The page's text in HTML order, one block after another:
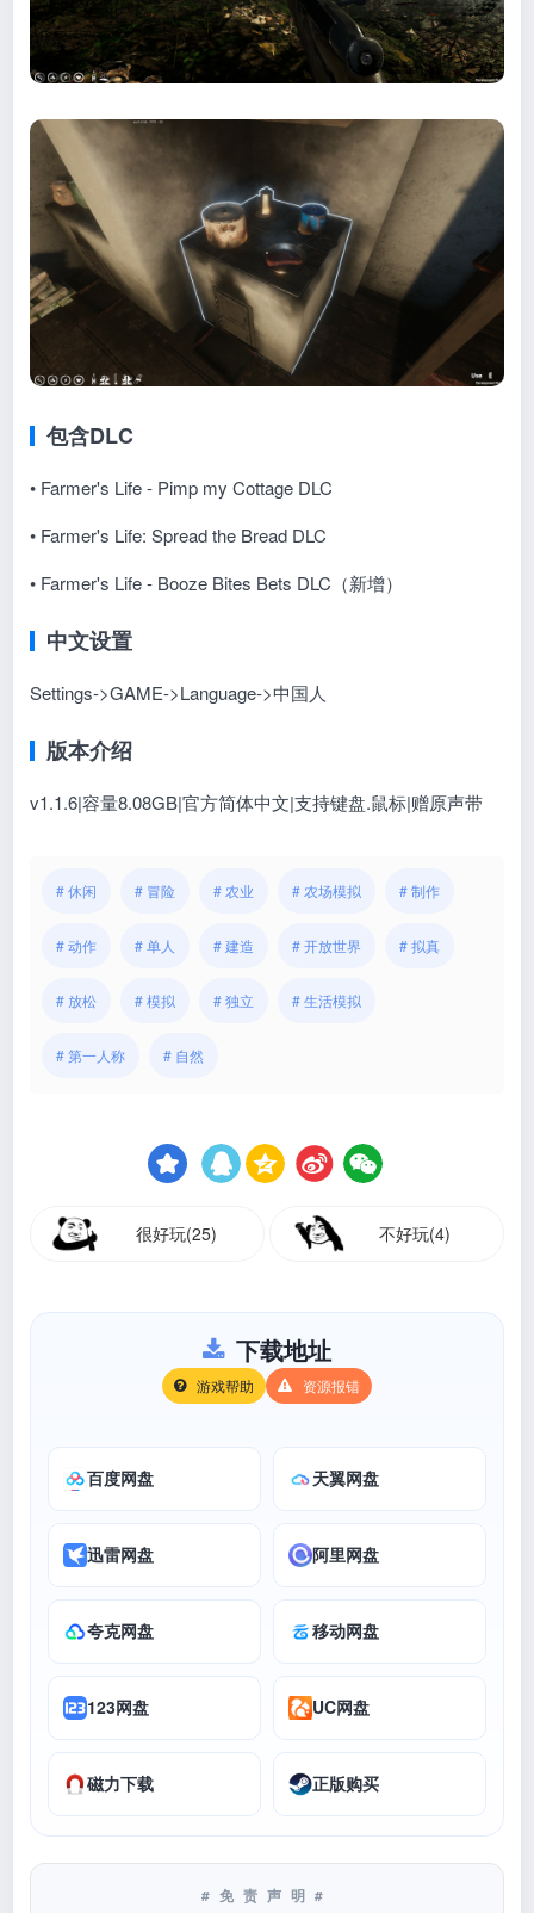
包含DLC
• Farmer's Life - Pimp my Cottage DLC
• Farmer's Life: Spread the Bread DLC
• Farmer's Life - Booze Bites Bets DLC（新增）
中文设置
Settings->GAME->Language->中国人
版本介绍
v1.1.6|容量8.08GB|官方简体中文|支持键盘.鼠标|赠原声带
# 休闲 # 冒险 # 农业 # 农场模拟 # 制作
# 动作 # 单人 # 建造 # 开放世界 # 拟真
# 放松 # 模拟 # 独立 # 生活模拟
# 第一人称 # 自然
很好玩(25) 不好玩(4)
下载地址
游戏帮助 资源报错
百度网盘 天翼网盘
迅雷网盘 阿里网盘
夸克网盘 移动网盘
123网盘 UC网盘
磁力下载 正版购买
#免责声明#